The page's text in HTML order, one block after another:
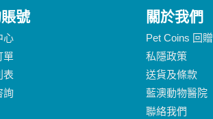
號
心
單
表
詢
關於我們
Pet Coins 回贈
私隱政策
送貨及條款
藍澳動物醫院
聯絡我們